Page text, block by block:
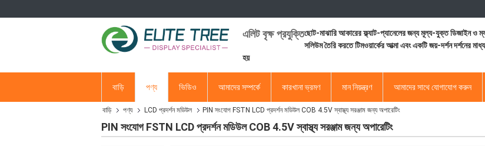
এলিট বৃক্ষ প্রযুক্তিছোট-মাঝারি আকারের ফ্ল্যাট-প্যানেলের জন্য মূল্য-যুক্ত ডিজাইন ও
সলিউম তৈরি করতে টিমওয়ার্কের আত্মা এবং একটি জয়-দর্শন দর্শনের
হয়
বাড়ি পণ্য ভিডিও আমাদের সম্পর্কে কারখানা ভ্রমণ মান নিয়ন্ত্রণ আমাদের সাথে যোগাযোগ করুন
বাড়ি পণ্য LCD প্রদর্শন মডিউল PIN সংযোগ FSTN LCD প্রদর্শন মডিউল COB 4.5V স্বাস্থ্য সরঞ্জাম জন্য অপারেটিং
PIN সংযোগ FSTN LCD প্রদর্শন মডিউল COB 4.5V স্বাস্থ্য সরঞ্জাম জন্য অপারেটিং